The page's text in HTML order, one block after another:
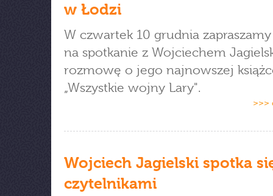
w Łodzi
W czwartek 10 grudnia
na spotkanie z Wojciechem
rozmowę o jego najnowszej
„Wszystkie wojny Lary".
>>>
Wojciech Jagielski spotka
czytelnikami